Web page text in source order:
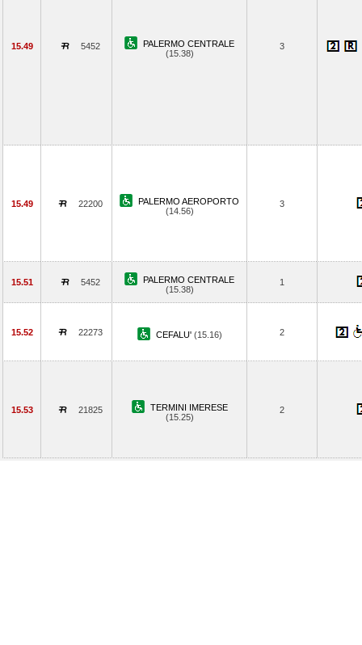
15.49 5452
PALERMO CENTRALE
(15.38)
3
15.49 22200
PALERMO AEROPORTO
(14.56)
3
15.51 5452
PALERMO CENTRALE
(15.38)
1
15.52 22273 CEFALU' (15.16) 2
15.53 21825
TERMINI IMERESE
(15.25)
2